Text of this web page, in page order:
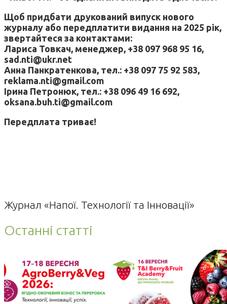
Щоб придбати друкований випуск нового
журналу або передплатити видання на 2025 рік,
звертайтеся за контактами:
Лариса Товкач, менеджер, +38 097 968 95 16,
sad.nti@ukr.net
Анна Панкратенкова, тел.: +38 097 75 92 583,
reklama.nti@gmail.com
Ірина Петронюк, тел.: +38 096 49 16 692,
oksana.buh.ti@gmail.com
Передплата триває!
Журнал «Напої. Технології та Інновації»
Останні статті